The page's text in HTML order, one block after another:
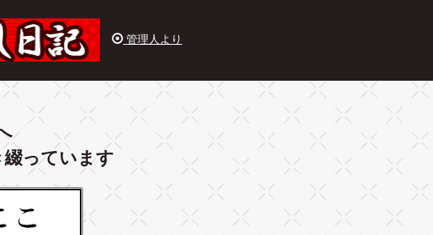
管理人より
っています